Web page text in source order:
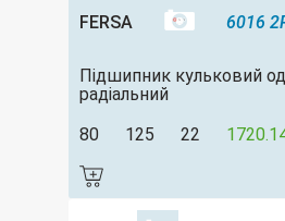
FERSA 6016
Підшипник кульковий
радіальний
80
125 22